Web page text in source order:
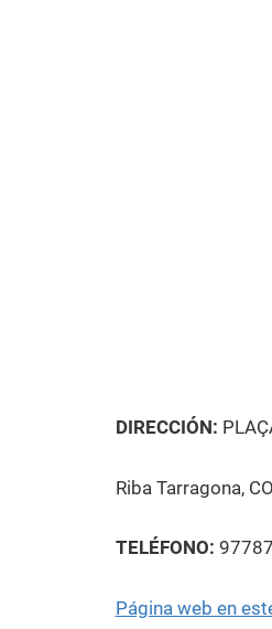
DIRECCIÓN:
Riba Tarragona,
TELÉFONO:
Página web en